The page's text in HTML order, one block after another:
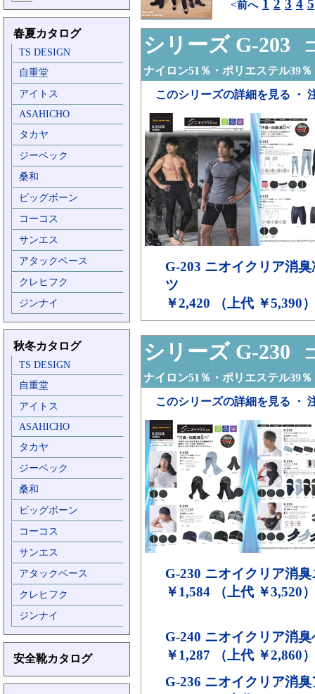
春夏カタログ
TS DESIGN
自重堂
アイトス
ASAHICHO
タカヤ
ジーベック
桑和
ビッグボーン
コーコス
サンエス
アタックベース
クレヒフク
ジンナイ
秋冬カタログ
TS DESIGN
自重堂
アイトス
ASAHICHO
タカヤ
ジーベック
桑和
ビッグボーン
コーコス
サンエス
アタックベース
クレヒフク
ジンナイ
安全靴カタログ
<前へ 1 2 3 4 5
シリーズ G-203
ナイロン51％・ポリエステル39
このシリーズの詳細を見る ・
G-203 ニオイクリア消
ツ
￥2,420 （上代 ￥5,390）
シリーズ G-230
ナイロン51％・ポリエステル39
このシリーズの詳細を見る ・
G-230 ニオイクリア消
￥1,584 （上代 ￥3,520）
G-240 ニオイクリア消
￥1,287 （上代 ￥2,860）
G-236 ニオイクリア消